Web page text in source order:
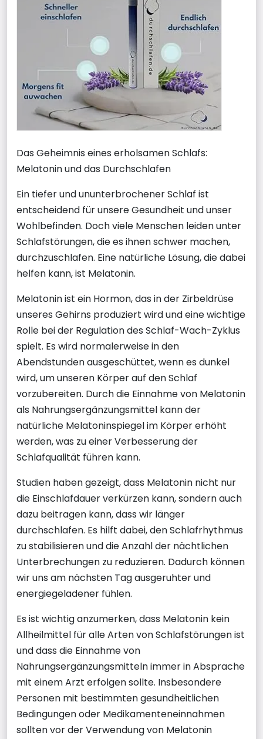
Das Geheimnis eines erholsamen Schlafs:
Melatonin und das Durchschlafen
Ein tiefer und ununterbrochener Schlaf ist
entscheidend für unsere Gesundheit und unser
Wohlbefinden. Doch viele Menschen leiden unter
Schlafstörungen, die es ihnen schwer machen,
durchzuschlafen. Eine natürliche Lösung, die dabei
helfen kann, ist Melatonin.
Melatonin ist ein Hormon, das in der Zirbeldrüse
unseres Gehirns produziert wird und eine wichtige
Rolle bei der Regulation des Schlaf-Wach-Zyklus
spielt. Es wird normalerweise in den
Abendstunden ausgeschüttet, wenn es dunkel
wird, um unseren Körper auf den Schlaf
vorzubereiten. Durch die Einnahme von Melatonin
als Nahrungsergänzungsmittel kann der
natürliche Melatoninspiegel im Körper erhöht
werden, was zu einer Verbesserung der
Schlafqualität führen kann.
Studien haben gezeigt, dass Melatonin nicht nur
die Einschlafdauer verkürzen kann, sondern auch
dazu beitragen kann, dass wir länger
durchschlafen. Es hilft dabei, den Schlafrhythmus
zu stabilisieren und die Anzahl der nächtlichen
Unterbrechungen zu reduzieren. Dadurch können
wir uns am nächsten Tag ausgeruhter und
energiegeladener fühlen.
Es ist wichtig anzumerken, dass Melatonin kein
Allheilmittel für alle Arten von Schlafstörungen ist
und dass die Einnahme von
Nahrungsergänzungsmitteln immer in Absprache
mit einem Arzt erfolgen sollte. Insbesondere
Personen mit bestimmten gesundheitlichen
Bedingungen oder Medikamenteneinnahmen
sollten vor der Verwendung von Melatonin